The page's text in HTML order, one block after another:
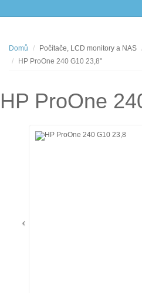
Domů Počítače, LCD monitory a NAS
HP ProOne 240 G10 23,8"
HP ProOne